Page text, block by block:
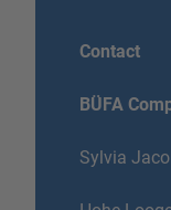
Contact
BÜFA
Sylvia